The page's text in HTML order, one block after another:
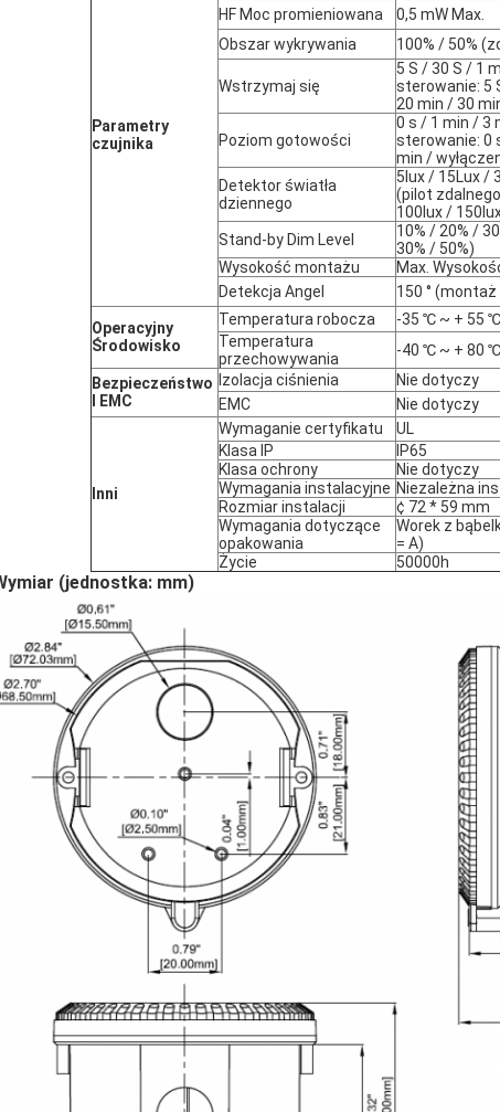
Parametry
czujnika
HF Moc promieniowana
0,5 mW Max.
Obszar wykrywania
100% / 50%
Wstrzymaj się
5 S / 30 S / 1
sterowanie: 5
20 min / 30
Poziom gotowości
0 s / 1 min / 3
sterowanie: 0
min /
Detektor światła
dziennego
5lux / 15Lux /
(pilot
100lux /
Stand-by Dim Level
10% / 20% /
30% / 50%)
Wysokość montażu
Max.
Detekcja Angel
150 °
Operacyjny
Środowisko
Temperatura robocza
-35 ℃ ~ + 55 ℃
Temperatura
przechowywania
-40 ℃ ~ + 80 ℃
Bezpieczeństwo
I EMC
Izolacja ciśnienia
Nie dotyczy
EMC
Nie dotyczy
Inni
Wymaganie certyfikatu
UL
Klasa IP
IP65
Klasa ochrony
Nie dotyczy
Wymagania instalacyjne Niezależna
Rozmiar instalacji
¢ 72 * 59 mm
Wymagania dotyczące
opakowania
Worek z
= A)
Życie
50000h
(jednostka: mm)